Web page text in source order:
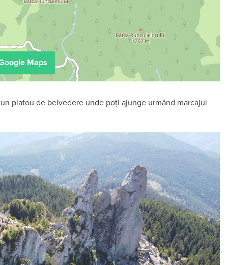
Maps
platou de belvedere unde poți ajunge urmând marcajul